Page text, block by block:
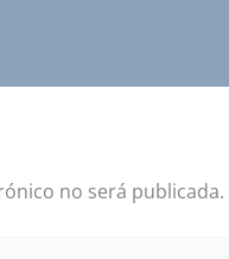
no será publicada.